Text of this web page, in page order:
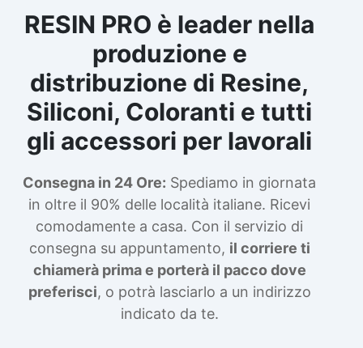
RESIN PRO è leader nella
produzione e
distribuzione di Resine,
Siliconi, Coloranti e tutti
gli accessori per lavorali
Consegna in 24 Ore: Spediamo in giornata
in oltre il 90% delle località italiane. Ricevi
comodamente a casa. Con il servizio di
consegna su appuntamento, il corriere ti
chiamerà prima e porterà il pacco dove
preferisci, o potrà lasciarlo a un indirizzo
indicato da te.